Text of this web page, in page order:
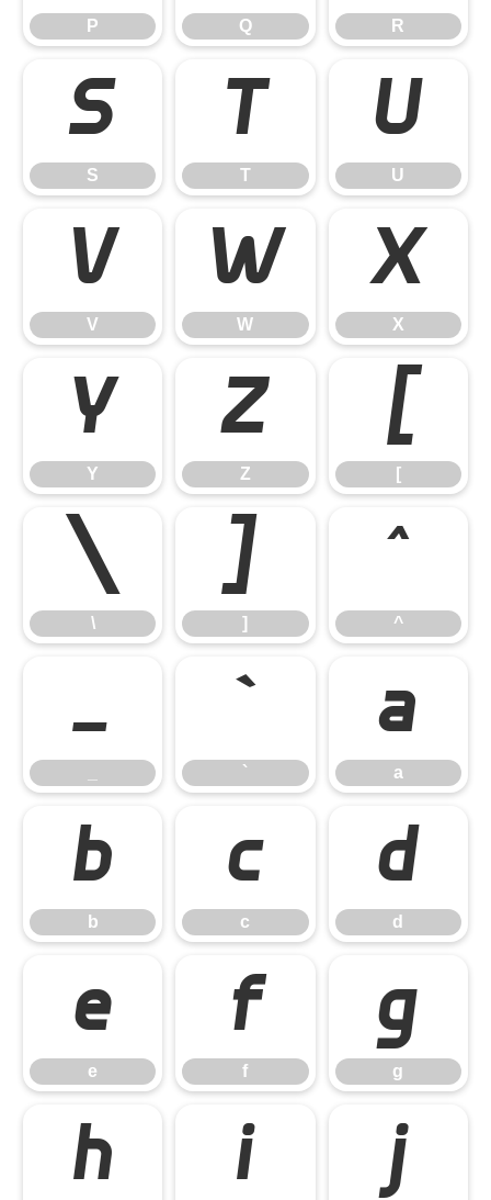
P Q R
S
S
T
T
U
U
V
V
W
W
X
X
Y
Y
Z
Z
[
[
\
\
]
]
^
^
_ `
`
a
a
b
b
c
c
d
d
e
e
f
f
g
g
h i j